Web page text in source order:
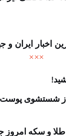
اخبار ایران و
شستشوی